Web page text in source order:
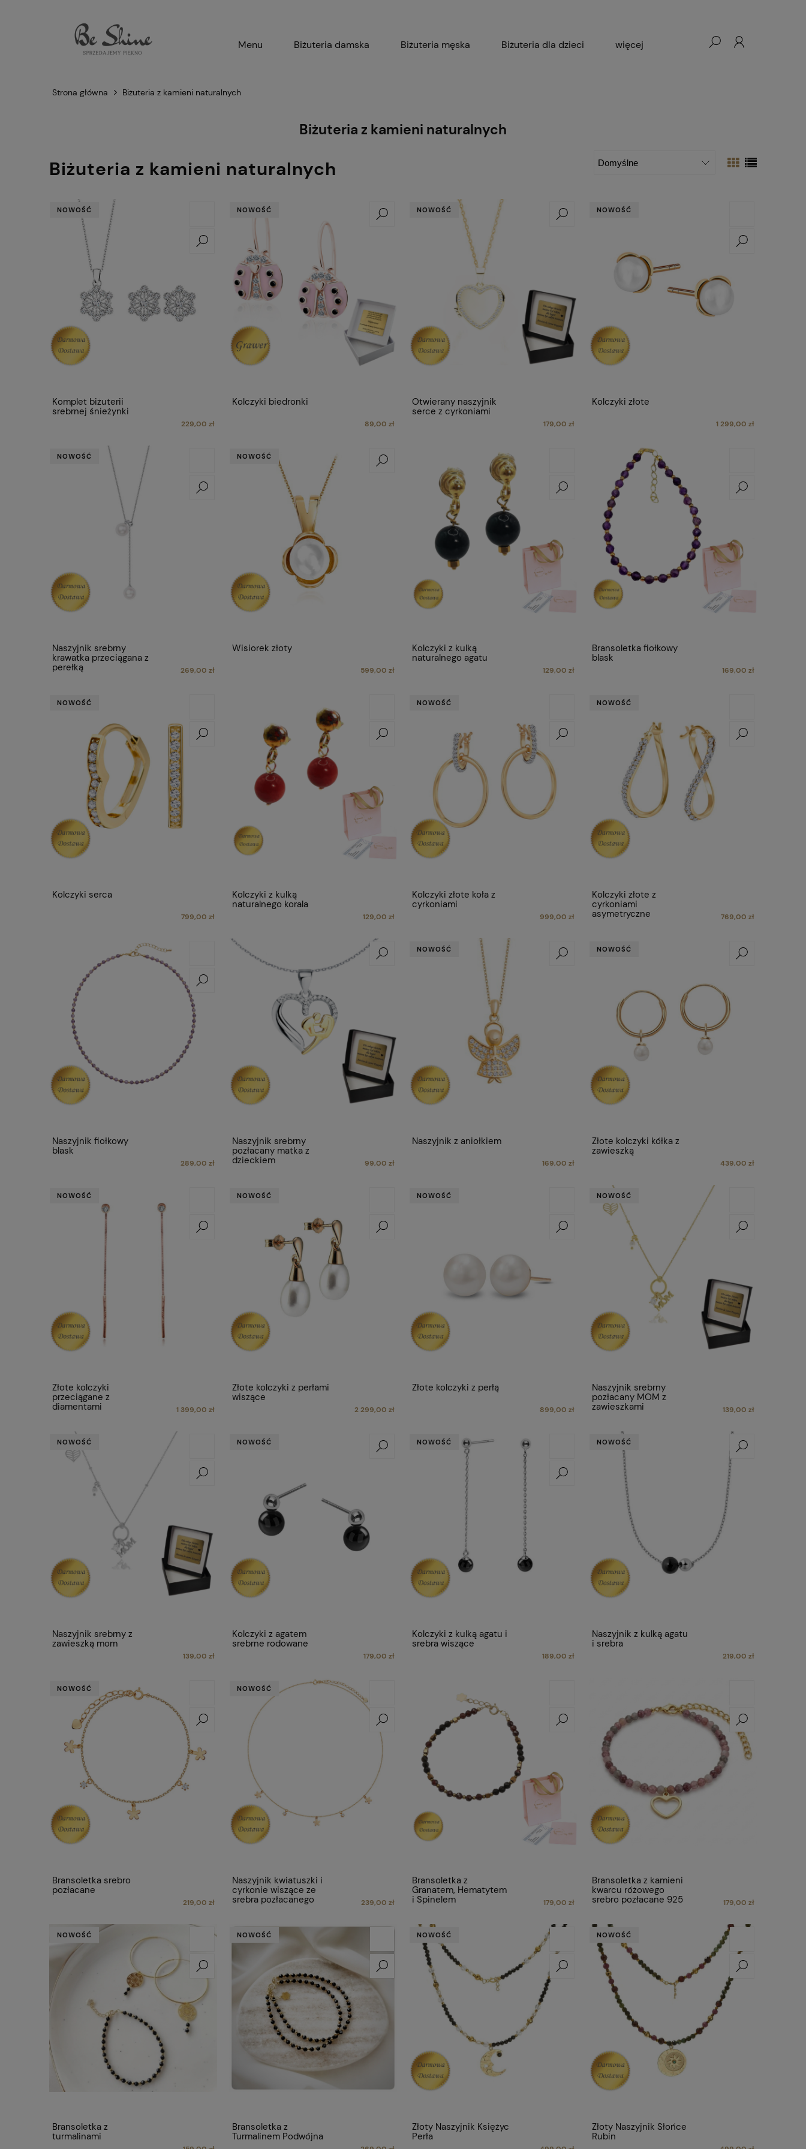
Menu Biżuteria damska Biżuteria męska Biżuteria dla dzieci więcej
Strona główna Biżuteria z kamieni naturalnych
Biżuteria z kamieni naturalnych
Biżuteria z kamieni naturalnych
Komplet biżuterii
srebrnej śnieżynki
229,00 zł
NOWOŚĆ
Kolczyki biedronki
89,00 zł
NOWOŚĆ
Otwierany naszyjnik
serce z cyrkoniami
179,00 zł
NOWOŚĆ
Kolczyki złote
1 299,00 zł
NOWOŚĆ
Naszyjnik srebrny
krawatka przeciągana z
perełką
269,00 zł
NOWOŚĆ
Wisiorek złoty
599,00 zł
NOWOŚĆ
Kolczyki z kulką
naturalnego agatu
129,00 zł
Bransoletka fiołkowy
blask
169,00 zł
Kolczyki serca
799,00 zł
NOWOŚĆ
Kolczyki z kulką
naturalnego korala
129,00 zł
Kolczyki złote koła z
cyrkoniami
999,00 zł
NOWOŚĆ
Kolczyki złote z
cyrkoniami
asymetryczne
769,00 zł
NOWOŚĆ
Naszyjnik fiołkowy
blask
289,00 zł
Naszyjnik srebrny
pozłacany matka z
dzieckiem
99,00 zł
Naszyjnik z aniołkiem
169,00 zł
NOWOŚĆ
Złote kolczyki kółka z
zawieszką
439,00 zł
NOWOŚĆ
Złote kolczyki
przeciągane z
diamentami
1 399,00 zł
NOWOŚĆ
Złote kolczyki z perłami
wiszące
2 299,00 zł
NOWOŚĆ
Złote kolczyki z perłą
899,00 zł
NOWOŚĆ
Naszyjnik srebrny
pozłacany MOM z
zawieszkami
139,00 zł
NOWOŚĆ
Naszyjnik srebrny z
zawieszką mom
139,00 zł
NOWOŚĆ
Kolczyki z agatem
srebrne rodowane
179,00 zł
NOWOŚĆ
Kolczyki z kulką agatu i
srebra wiszące
189,00 zł
NOWOŚĆ
Naszyjnik z kulką agatu
i srebra
219,00 zł
NOWOŚĆ
Bransoletka srebro
pozłacane
219,00 zł
NOWOŚĆ
Naszyjnik kwiatuszki i
cyrkonie wiszące ze
srebra pozłacanego
239,00 zł
NOWOŚĆ
Bransoletka z
Granatem, Hematytem
i Spinelem
179,00 zł
Bransoletka z kamieni
kwarcu różowego
srebro pozłacane 925
179,00 zł
Bransoletka z
turmalinami
NOWOŚĆ
Bransoletka z
Turmalinem Podwójna
NOWOŚĆ
Złoty Naszyjnik Księżyc
Perła
NOWOŚĆ
Złoty Naszyjnik Słońce
Rubin
NOWOŚĆ